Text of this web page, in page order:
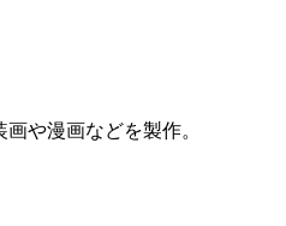
や漫画などを製作。